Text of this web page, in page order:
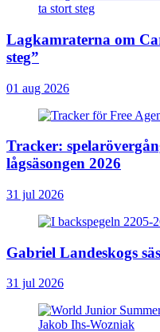
Lagkamraterna om
steg”
01 aug 2026
Tracker:
lågsäsongen 2026
31 jul 2026
Gabriel Landeskogs
31 jul 2026